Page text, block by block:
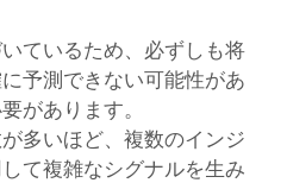
ているため、必ずしも将
予測できない可能性があ
があります。
多いほど、複数のインジ
て複雑なシグナルを生み